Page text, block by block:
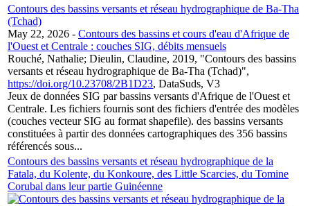
Contours des bassins versants et réseau hydrographique de Ba-Tha
(Tchad)
May 22, 2026 - Contours des bassins et cours d'eau d'Afrique de
l'Ouest et Centrale : couches SIG, débits mensuels
Rouché, Nathalie; Dieulin, Claudine, 2019, "Contours des bassins
versants et réseau hydrographique de Ba-Tha (Tchad)",
https://doi.org/10.23708/2B1D23, DataSuds, V3
Jeux de données SIG par bassins versants d'Afrique de l'Ouest et
Centrale. Les fichiers fournis sont des fichiers d'entrée des modèles
(couches vecteur SIG au format shapefile). des bassins versants
constituées à partir des données cartographiques des 356 bassins
référencés sous...
Contours des bassins versants et réseau hydrographique de la
Fatala, du Kolente, du Konkoure, des Little Scarcies, du Tomine
Corubal dans leur partie Guinéenne